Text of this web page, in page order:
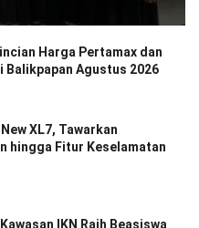
Harga Pertamax dan
Balikpapan Agustus 2026
XL7, Tawarkan
hingga Fitur Keselamatan
IKN Raih Beasiswa